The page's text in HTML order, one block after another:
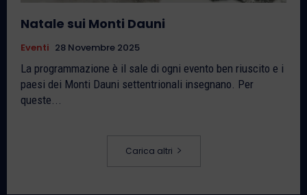
Natale sui Monti Dauni
Eventi 28 Novembre 2025
La programmazione è il sale di ogni evento ben riuscito e i
paesi dei Monti Dauni settentrionali insegnano. Per
queste...
Carica altri